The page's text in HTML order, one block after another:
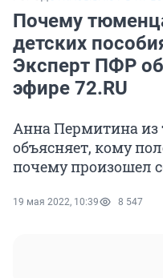
Почему
детских
Эксперт ПФР
эфире 72.RU
Анна Пермитина
объясняет, кому
почему произошел
19 мая 2022, 10:39 8 547